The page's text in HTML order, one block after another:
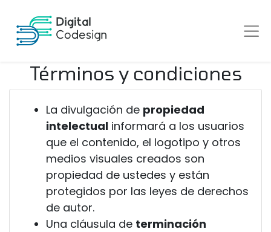
Términos y condiciones
La divulgación de propiedad
intelectual informará a los usuarios
que el contenido, el logotipo y otros
medios visuales creados son
propiedad de ustedes y están
protegidos por las leyes de derechos
de autor.
Una cláusula de terminación